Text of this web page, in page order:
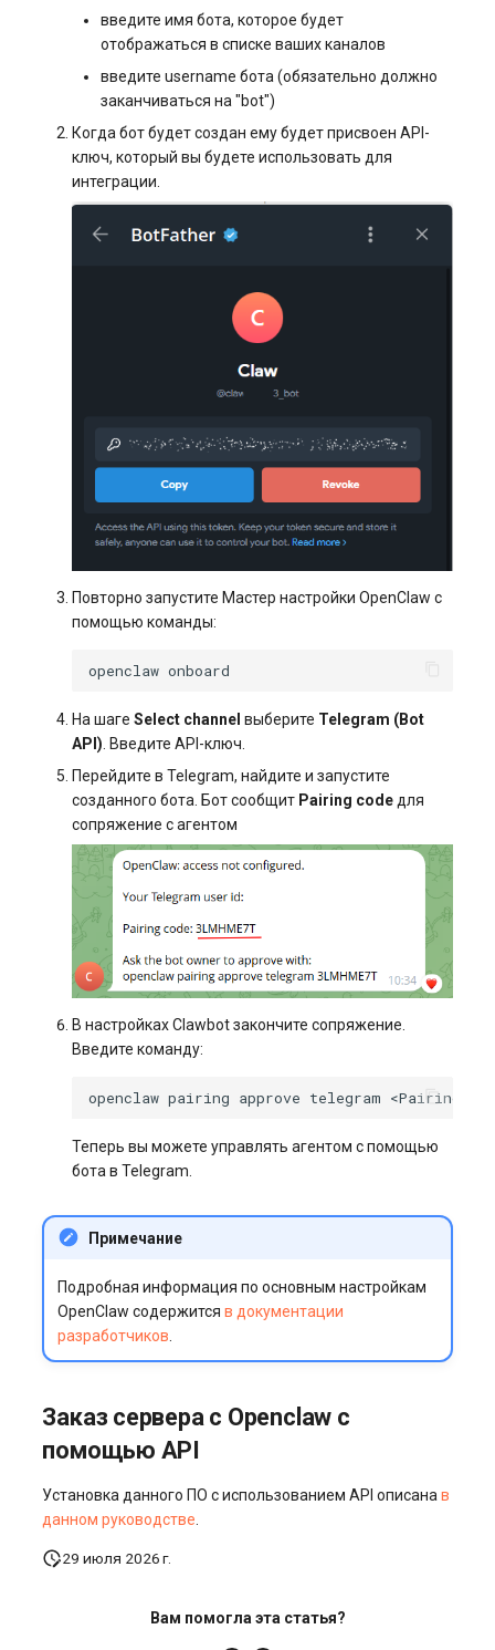
введите имя бота, которое будет
отображаться в списке ваших каналов
введите username бота (обязательно должно
заканчиваться на "bot")
Когда бот будет создан ему будет присвоен API-
ключ, который вы будете использовать для
интеграции.
Повторно запустите Мастер настройки OpenClaw с
помощью команды:
openclaw
На шаге Select channel выберите Telegram (Bot
API) . Введите API-ключ.
Перейдите в Telegram, найдите и запустите
созданного бота. Бот сообщит Pairing codeдля
сопряжение с агентом
В настройках Clawbot закончите сопряжение.
Введите команду:
openclaw pairing approve telegram <Pairing
Теперь вы можете управлять агентом с помощью
бота в Telegram.
Примечание
Подробная информация по основным настройкам
OpenClaw содержится в документации
разработчиков
Заказ сервера с Openclaw с
помощью API
Установка данного ПО с использованием API описанав
данном руководстве
29 июля 2026 г.
Вам помогла эта статья?